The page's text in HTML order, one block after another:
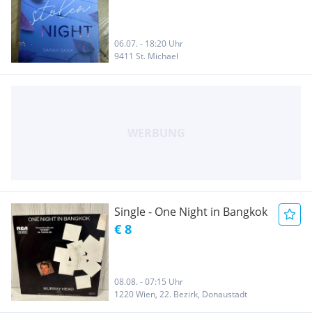
06.07. - 18:20 Uhr
9411 St. Michael
Single - One Night in Bangkok
€ 8
08.08. - 07:15 Uhr
1220 Wien, 22. Bezirk, Donaustadt